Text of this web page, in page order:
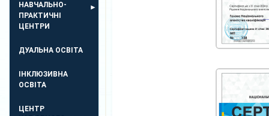
НАВЧАЛЬНО-
ПРАКТИЧНІ
ЦЕНТРИ
ДУАЛЬНА ОСВІТА
ІНКЛЮЗИВНА
ОСВІТА
ЦЕНТР